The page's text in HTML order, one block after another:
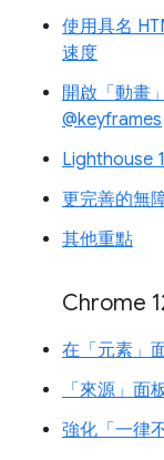
使用具名
速度
開啟「動畫
@keyframes
Lighthouse
更完善的無
其他重點
Chrome
在「元素」
「來源」面
強化「一律